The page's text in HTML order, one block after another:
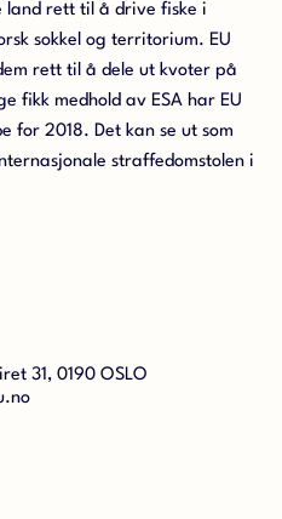
land rett til å drive fiske i
sokkel og territorium. EU
rett til å dele ut kvoter på
fikk medhold av ESA har EU
for 2018. Det kan se ut som
straffedomstolen i
31, 0190 OSLO